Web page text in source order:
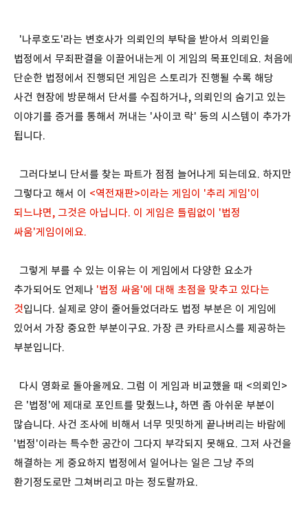
'나루호도'라는 변호사가 의뢰인의 부탁을 받아서 의뢰인을
법정에서 무죄판결을 이끌어내는게 이 게임의 목표인데요. 처음에
단순한 법정에서 진행되던 게임은 스토리가 진행될 수록 해당
사건 현장에 방문해서 단서를 수집하거나, 의뢰인의 숨기고 있는
이야기를 증거를 통해서 꺼내는 '사이코 락' 등의 시스템이 추가가
됩니다.
그러다보니 단서를 찾는 파트가 점점 늘어나게 되는데요. 하지만
그렇다고 해서 이 <역전재판>이라는 게임이 '추리 게임'이
되느냐면, 그것은 아닙니다. 이 게임은 틀림없이 '법정
싸움'게임이에요.
그렇게 부를 수 있는 이유는 이 게임에서 다양한 요소가
추가되어도 언제나 '법정 싸움'에 대해 초점을 맞추고 있다는
것입니다. 실제로 양이 줄어들었더라도 법정 부분은 이 게임에
있어서 가장 중요한 부분이구요. 가장 큰 카타르시스를 제공하는
부분입니다.
다시 영화로 돌아올께요. 그럼 이 게임과 비교했을 때 <의뢰인>
은 '법정'에 제대로 포인트를 맞췄느냐, 하면 좀 아쉬운 부분이
많습니다. 사건 조사에 비해서 너무 밋밋하게 끝나버리는 바람에
'법정'이라는 특수한 공간이 그다지 부각되지 못해요. 그저 사건을
해결하는 게 중요하지 법정에서 일어나는 일은 그냥 주의
환기정도로만 그쳐버리고 마는 정도랄까요.